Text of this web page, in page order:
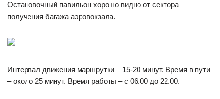
Остановочный павильон хорошо видно от сектора
получения багажа аэровокзала.
Интервал движения маршрутки – 15-20 минут. Время в пути
– около 25 минут. Время работы – с 06.00 до 22.00.